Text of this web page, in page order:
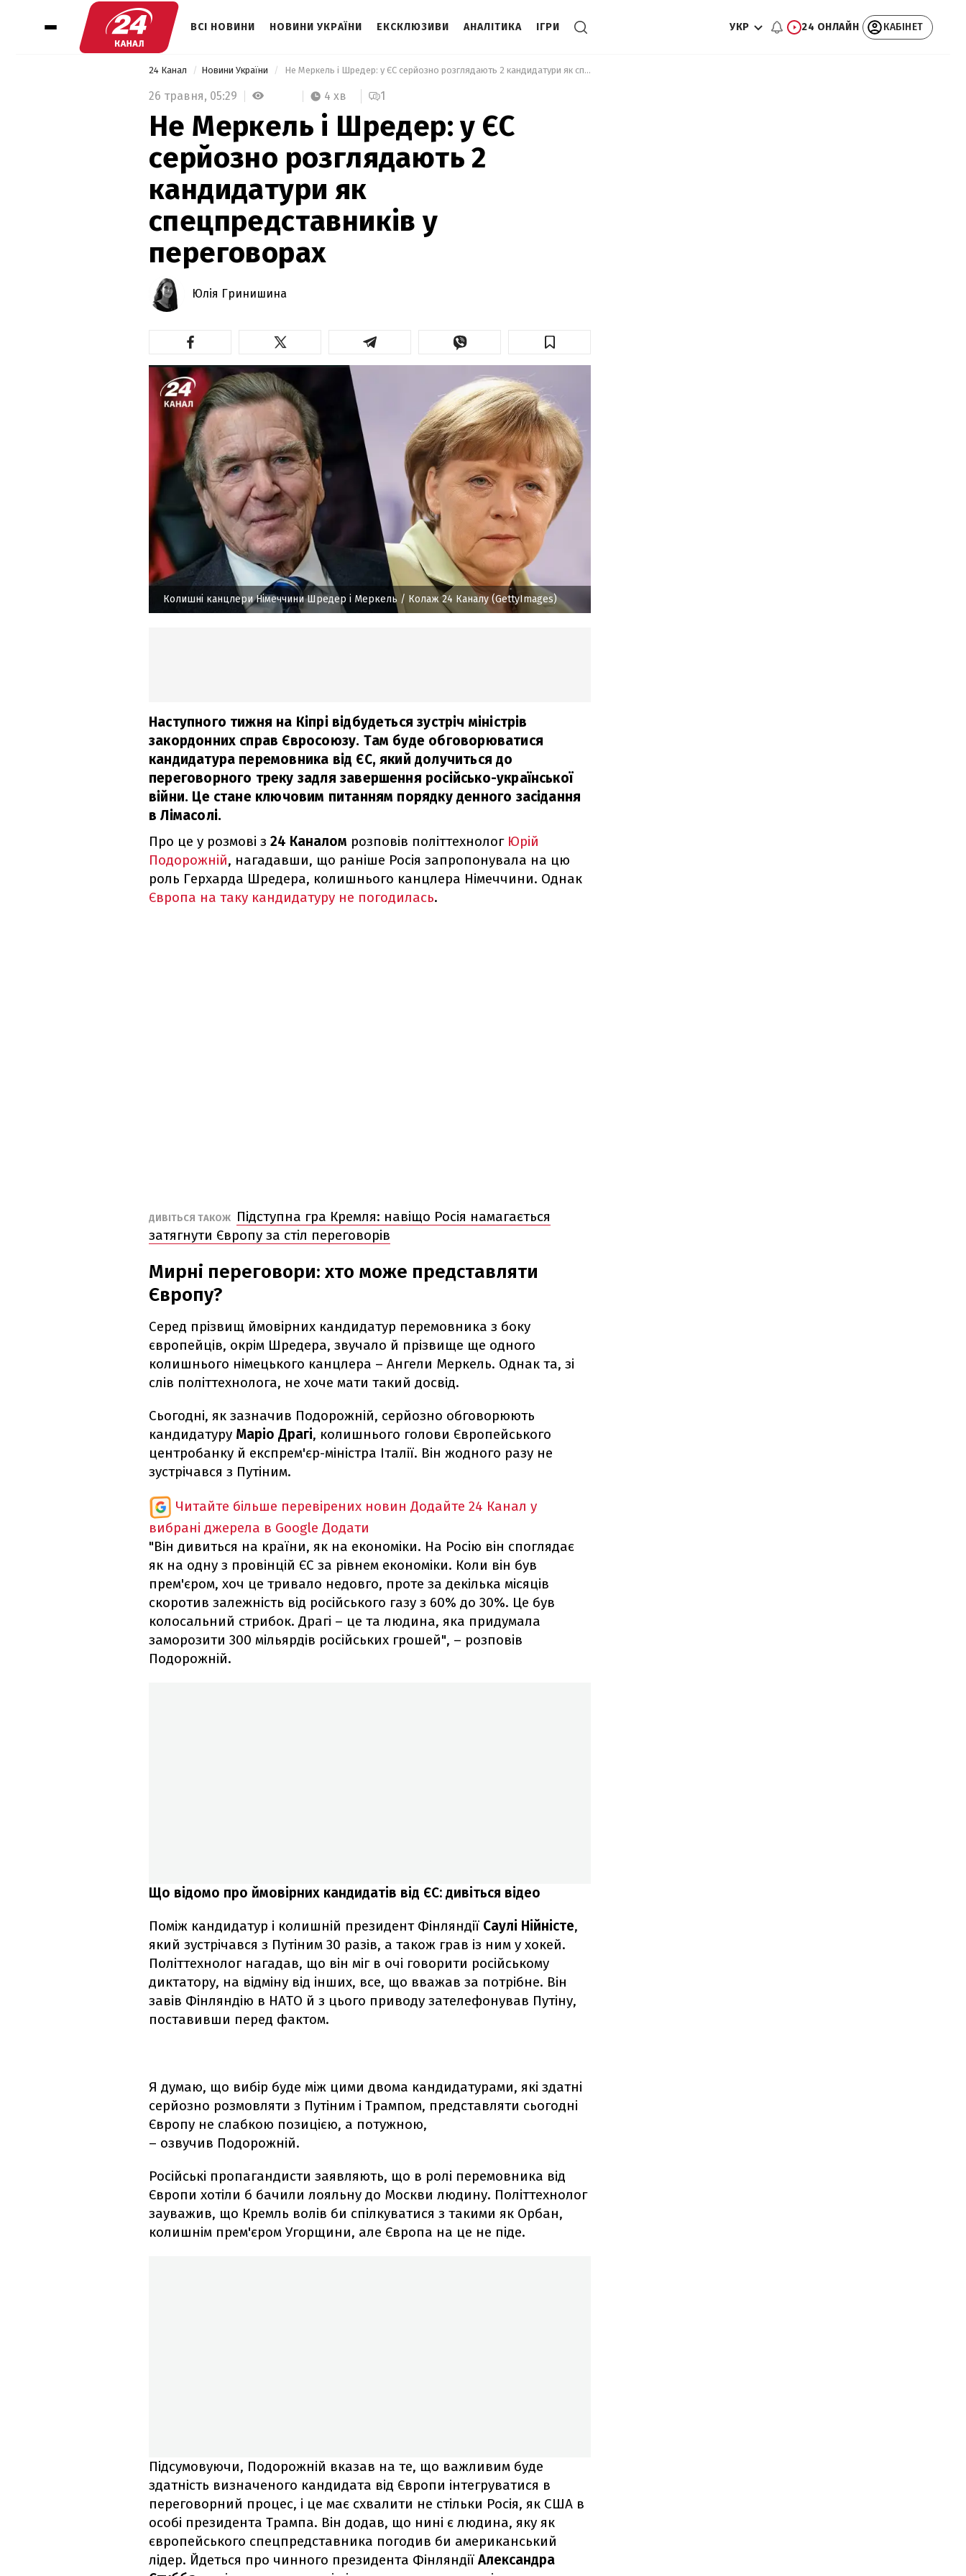
ВСІ НОВИНИ НОВИНИ УКРАЇНИ ЕКСКЛЮЗИВИ АНАЛІТИКА ІГРИ УКР 24 ОНЛАЙН КАБІНЕТ
24 Канал Новини України Не Меркель і Шредер: у ЄС серйозно розглядають 2 кандидатури як спецпредставників у переговорах
26 травня, 05:29 4 хв 1
Не Меркель і Шредер: у ЄС
серйозно розглядають 2
кандидатури як
спецпредставників у
переговорах
Юлія Гринишина
Колишні канцлери Німеччини Шредер і Меркель / Колаж 24 Каналу (GettyImages)
Наступного тижня на Кіпрі відбудеться зустріч міністрів
закордонних справ Євросоюзу. Там буде обговорюватися
кандидатура перемовника від ЄС, який долучиться до
переговорного треку задля завершення російсько-української
війни. Це стане ключовим питанням порядку денного засідання
в Лімасолі.
Про це у розмові з 24 Каналом розповів політтехнолог Юрій
Подорожній, нагадавши, що раніше Росія запропонувала на цю
роль Герхарда Шредера, колишнього канцлера Німеччини. Однак
Європа на таку кандидатуру не погодилась.
ДИВІТЬСЯ ТАКОЖ
Підступна гра Кремля: навіщо Росія намагається
затягнути Європу за стіл переговорів
Мирні переговори: хто може представляти
Європу?
Серед прізвищ ймовірних кандидатур перемовника з боку
європейців, окрім Шредера, звучало й прізвище ще одного
колишнього німецького канцлера – Ангели Меркель. Однак та, зі
слів політтехнолога, не хоче мати такий досвід.
Сьогодні, як зазначив Подорожній, серйозно обговорюють
кандидатуру Маріо Драгі, колишнього голови Європейського
центробанку й експрем'єр-міністра Італії. Він жодного разу не
зустрічався з Путіним.
Читайте більше перевірених новин Додайте 24 Канал у
вибрані джерела в Google Додати
"Він дивиться на країни, як на економіки. На Росію він споглядає
як на одну з провінцій ЄС за рівнем економіки. Коли він був
прем'єром, хоч це тривало недовго, проте за декілька місяців
скоротив залежність від російського газу з 60% до 30%. Це був
колосальний стрибок. Драгі – це та людина, яка придумала
заморозити 300 мільярдів російських грошей", – розповів
Подорожній.
Що відомо про ймовірних кандидатів від ЄС: дивіться відео
Поміж кандидатур і колишній президент Фінляндії Саулі Нійністе,
який зустрічався з Путіним 30 разів, а також грав із ним у хокей.
Політтехнолог нагадав, що він міг в очі говорити російському
диктатору, на відміну від інших, все, що вважав за потрібне. Він
завів Фінляндію в НАТО й з цього приводу зателефонував Путіну,
поставивши перед фактом.
Я думаю, що вибір буде між цими двома кандидатурами, які здатні
серйозно розмовляти з Путіним і Трампом, представляти сьогодні
Європу не слабкою позицією, а потужною,
– озвучив Подорожній.
Російські пропагандисти заявляють, що в ролі перемовника від
Європи хотіли б бачили лояльну до Москви людину. Політтехнолог
зауважив, що Кремль волів би спілкуватися з такими як Орбан,
колишнім прем'єром Угорщини, але Європа на це не піде.
Підсумовуючи, Подорожній вказав на те, що важливим буде
здатність визначеного кандидата від Європи інтегруватися в
переговорний процес, і це має схвалити не стільки Росія, як США в
особі президента Трампа. Він додав, що нині є людина, яку як
європейського спецпредставника погодив би американський
лідер. Йдеться про чинного президента Фінляндії Александра